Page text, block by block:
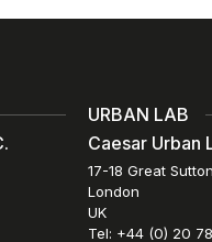
URBAN LAB
Caesar Urban
17-18 Great
London
UK
Tel: +44 (0) 20